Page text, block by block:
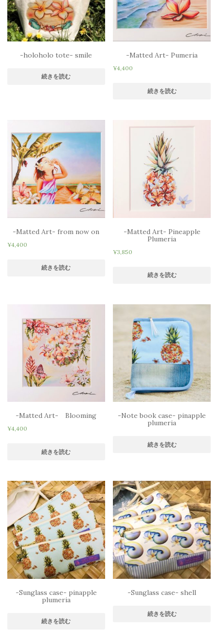
-holoholo tote- smile
続きを読む
-Matted Art- Pumeria
¥4,400
続きを読む
-Matted Art- from now on
¥4,400
続きを読む
-Matted Art- Pineapple
Plumeria
¥3,850
続きを読む
-Matted Art- Blooming
¥4,400
続きを読む
-Note book case- pinapple
plumeria
続きを読む
-Sunglass case- pinapple
plumeria
続きを読む
-Sunglass case- shell
続きを読む